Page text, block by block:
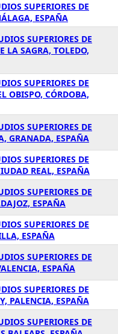
SUPERIORES DE
ESPAÑA
SUPERIORES DE
LA SAGRA, TOLEDO,
SUPERIORES DE
OBISPO, CÓRDOBA,
SUPERIORES DE
GRANADA, ESPAÑA
SUPERIORES DE
REAL, ESPAÑA
SUPERIORES DE
ESPAÑA
SUPERIORES DE
ESPAÑA
SUPERIORES DE
ESPAÑA
SUPERIORES DE
PALENCIA, ESPAÑA
SUPERIORES DE